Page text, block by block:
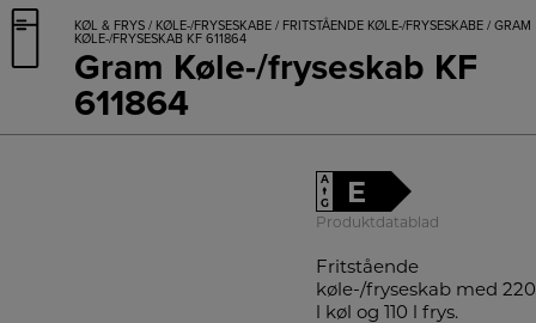
KØL & FRYS / KØLE-/FRYSESKABE / FRITSTÅENDE KØLE-/FRYSESKABE / GRAM
KØLE-/FRYSESKAB KF 611864
Gram Køle-/fryseskab KF
611864
A
↑
G
E
Produktdatablad
Fritstående
køle-/fryseskab med 220
l køl og 110 l frys.